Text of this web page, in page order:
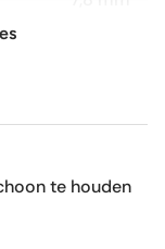
Glans
Nee
te houden